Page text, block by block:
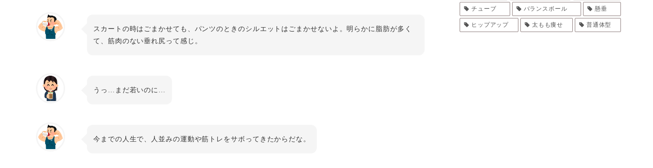
スカートの時はごまかせても、パンツのときのシルエットはごまかせないよ。明らかに脂肪が多く
て、筋肉のない垂れ尻って感じ。
うっ…まだ若いのに…
今までの人生で、人並みの運動や筋トレをサボってきたからだな。
チューブ バランスボール 懸垂
ヒップアップ 太もも痩せ 普通体型